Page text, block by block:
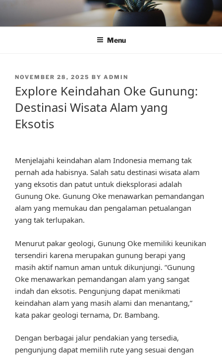
content
Menu
POSTED
NOVEMBER 28, 2025 BY ADMIN
Explore Keindahan Oke Gunung:
Destinasi Wisata Alam yang
Eksotis
Menjelajahi keindahan alam Indonesia memang tak
pernah ada habisnya. Salah satu destinasi wisata alam
yang eksotis dan patut untuk dieksplorasi adalah
Gunung Oke. Gunung Oke menawarkan pemandangan
alam yang memukau dan pengalaman petualangan
yang tak terlupakan.
Menurut pakar geologi, Gunung Oke memiliki keunikan
tersendiri karena merupakan gunung berapi yang
masih aktif namun aman untuk dikunjungi. “Gunung
Oke menawarkan pemandangan alam yang sangat
indah dan eksotis. Pengunjung dapat menikmati
keindahan alam yang masih alami dan menantang,”
kata pakar geologi ternama, Dr. Bambang.
Dengan berbagai jalur pendakian yang tersedia,
pengunjung dapat memilih rute yang sesuai dengan